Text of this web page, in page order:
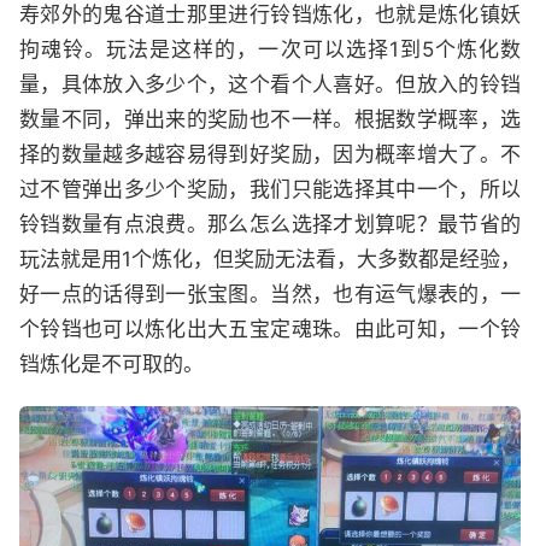
寿郊外的鬼谷道士那里进行铃铛炼化，也就是炼化镇妖
拘魂铃。玩法是这样的，一次可以选择1到5个炼化数
量，具体放入多少个，这个看个人喜好。但放入的铃铛
数量不同，弹出来的奖励也不一样。根据数学概率，选
择的数量越多越容易得到好奖励，因为概率增大了。不
过不管弹出多少个奖励，我们只能选择其中一个，所以
铃铛数量有点浪费。那么怎么选择才划算呢？最节省的
玩法就是用1个炼化，但奖励无法看，大多数都是经验，
好一点的话得到一张宝图。当然，也有运气爆表的，一
个铃铛也可以炼化出大五宝定魂珠。由此可知，一个铃
铛炼化是不可取的。